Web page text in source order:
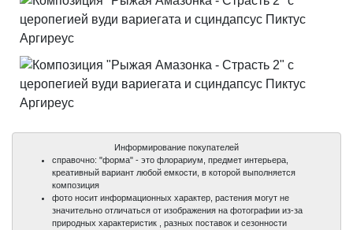
Информирование покупателей
справочно: "форма" - это флорариум, предмет интерьера,
креативный вариант любой емкости, в которой выполняется
композиция
фото носит информационных характер, растения могут не
значительно отличаться от изображения на фотографии из-за
природных характеристик , разных поставок и сезонности